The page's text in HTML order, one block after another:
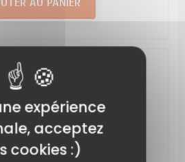
expérience
acceptez
cookies :)